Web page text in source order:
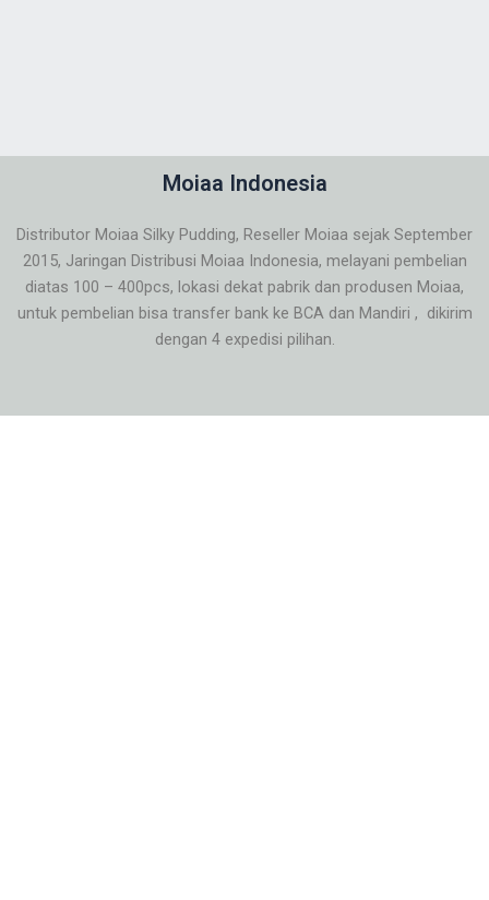
Moiaa Indonesia
Distributor Moiaa Silky Pudding, Reseller Moiaa sejak September
2015, Jaringan Distribusi Moiaa Indonesia, melayani pembelian
diatas 100 – 400pcs, lokasi dekat pabrik dan produsen Moiaa,
untuk pembelian bisa transfer bank ke BCA dan Mandiri , dikirim
dengan 4 expedisi pilihan.